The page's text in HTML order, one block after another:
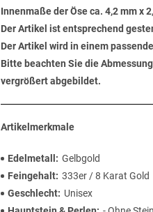
Innenmaße der Öse ca. 4,2 mm x
Der Artikel ist entsprechend
Der Artikel wird in einem
Bitte beachten Sie die
vergrößert abgebildet.
Artikelmerkmale
Edelmetall
Gelbgold
Feingehalt 333er / 8 Karat Gold
Geschlecht
Unisex